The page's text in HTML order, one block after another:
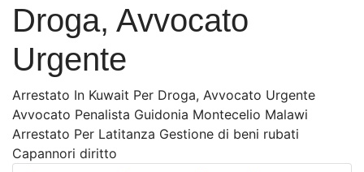
Droga, Avvocato
Urgente
Arrestato In Kuwait Per Droga, Avvocato Urgente
Avvocato Penalista Guidonia Montecelio Malawi
Arrestato Per Latitanza Gestione di beni rubati
Capannori diritto